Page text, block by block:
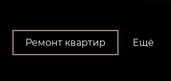
Ремонт квартир Ещё